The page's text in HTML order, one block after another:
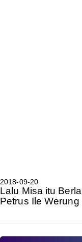
2018-09-20
Lalu Misa itu
Petrus Ile Werung